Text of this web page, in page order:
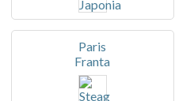
Paris
Franta